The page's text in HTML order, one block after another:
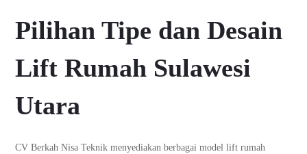
Pilihan Tipe dan Desain
Lift Rumah Sulawesi
Utara
CV Berkah Nisa Teknik menyediakan berbagai model lift rumah